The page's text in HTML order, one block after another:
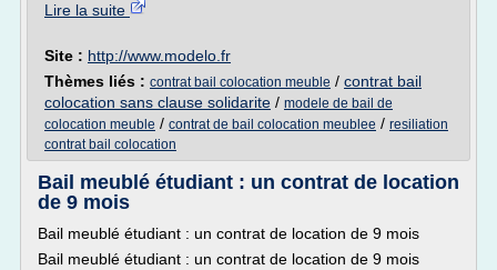
Lire la suite
Site : http://www.modelo.fr
Thèmes liés : contrat bail colocation meuble / contrat bail
colocation sans clause solidarite / modele de bail de
colocation meuble / contrat de bail colocation meublee / resiliation
contrat bail colocation
Bail meublé étudiant : un contrat de location
de 9 mois
Bail meublé étudiant : un contrat de location de 9 mois
Bail meublé étudiant : un contrat de location de 9 mois